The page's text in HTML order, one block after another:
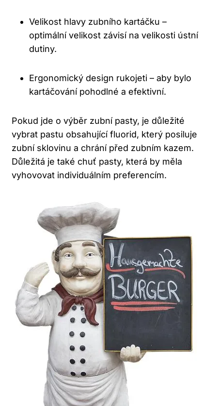
Velikost hlavy zubního kartáčku –
optimální velikost závisí na velikosti ústní
dutiny.
Ergonomický design rukojeti – aby bylo
kartáčování pohodlné a efektivní.
Pokud jde o výběr zubní pasty, je důležité
vybrat pastu obsahující fluorid, který posiluje
zubní sklovinu a chrání před zubním kazem.
Důležitá je také chuť pasty, která by měla
vyhovovat individuálním preferencím.